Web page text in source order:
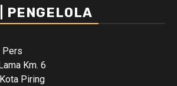
PENGELOLA
Pers
Km. 6
Piring